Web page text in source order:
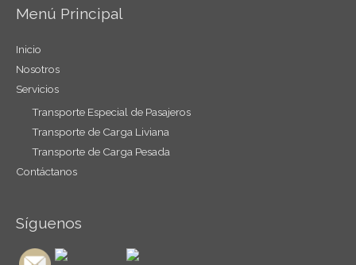
Menú Principal
Inicio
Nosotros
Servicios
Transporte Especial de Pasajeros
Transporte de Carga Liviana
Transporte de Carga Pesada
Contáctanos
Síguenos